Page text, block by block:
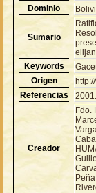
Dominio
Sumario
Keywords
Origen
Referencias
Creador
Fdo.